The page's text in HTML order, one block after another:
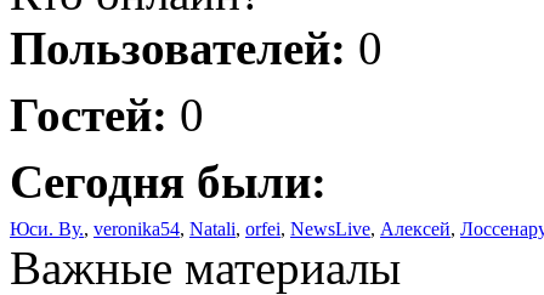
Пользователей: 0
Гостей: 0
Сегодня были:
Юси. Ву., veronika54, Natali, orfei, NewsLive, Алексей,
Важные материалы